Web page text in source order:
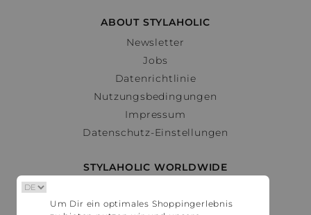
ABOUT STYLAHOLIC
Newsletter
Jobs
Datenrichtlinie
Nutzungsbedingungen
Impressum
Datenschutz-Einstellungen
STYLAHOLIC WORLDWIDE
Österreich
Um Dir ein optimales Shoppingerlebnis